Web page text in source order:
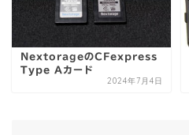
NextorageのCFexpress
Type Aカード
2024年7月4日